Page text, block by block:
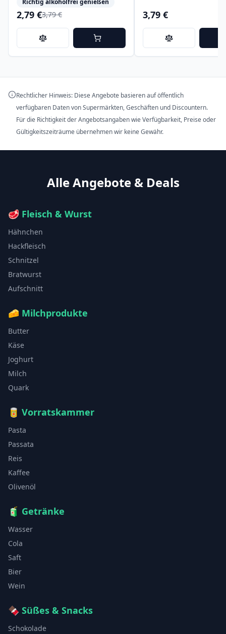
Richtig alkoholfrei genießen
2,79 €3,79 € 3,79 €
Rechtlicher Hinweis: Diese Angebote basieren auf öffentlich
verfügbaren Daten von Supermärkten, Geschäften und Discountern.
Für die Richtigkeit der Angebotsangaben wie Verfügbarkeit, Preise oder
Gültigkeitszeiträume übernehmen wir keine Gewähr.
Alle Angebote & Deals
🥩 Fleisch & Wurst
Hähnchen
Hackfleisch
Schnitzel
Bratwurst
Aufschnitt
🧀 Milchprodukte
Butter
Käse
Joghurt
Milch
Quark
🥫 Vorratskammer
Pasta
Passata
Reis
Kaffee
Olivenöl
🧃 Getränke
Wasser
Cola
Saft
Bier
Wein
🍫 Süßes & Snacks
Schokolade